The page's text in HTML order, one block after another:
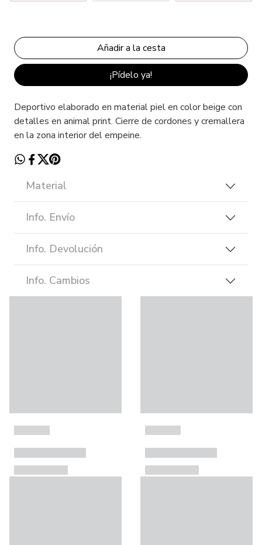
¡Pídelo ya!
Deportivo elaborado en material piel en color beige con
detalles en animal print. Cierre de cordones y cremallera
en la zona interior del empeine.
Material
Info. Envío
Info. Devolución
Info. Cambios